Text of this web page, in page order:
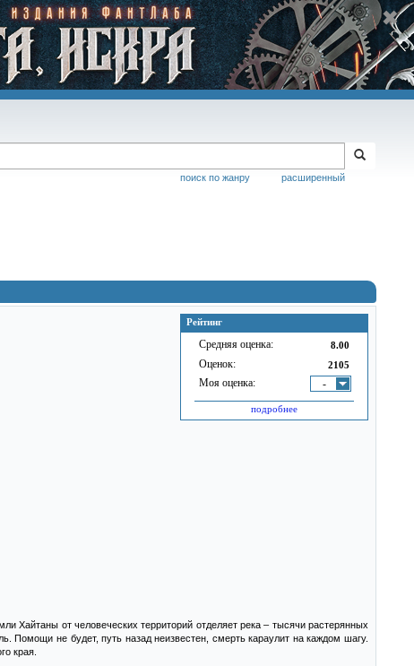
расширенный
поиск по жанру
Рейтинг
Средняя оценка: 8.00
Оценок: 2105
Моя оценка: -
подробнее
Хайтаны от человеческих территорий отделяет река – тысячи растерянных
Помощи не будет, путь назад неизвестен, смерть караулит на каждом шагу.
края.